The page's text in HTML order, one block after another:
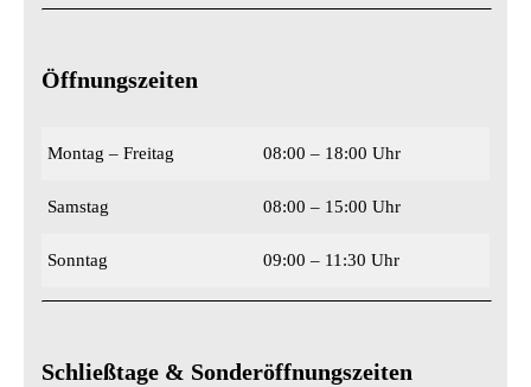
Öffnungszeiten
Montag – Freitag 08:00 – 18:00 Uhr
Samstag 08:00 – 15:00 Uhr
Sonntag 09:00 – 11:30 Uhr
Schließtage & Sonderöffnungszeiten